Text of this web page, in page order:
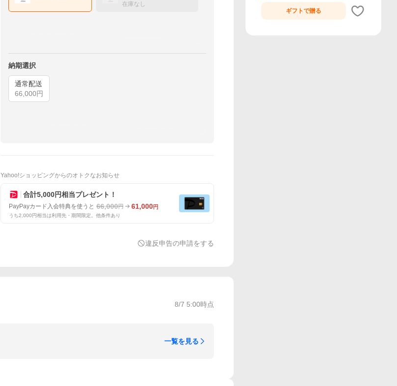
在庫なし
納期選択
通常配送
66,000円
Yahoo!ショッピングからのオトクなお知らせ
合計5,000円相当プレゼント！
PayPayカード入会特典を使うと 66,000円 61,000円
うち2,000円相当は利用先・期間限定。他条件あり
違反申告の申請をする
8/7 5:00時点
一覧を見る
ギフトで贈る